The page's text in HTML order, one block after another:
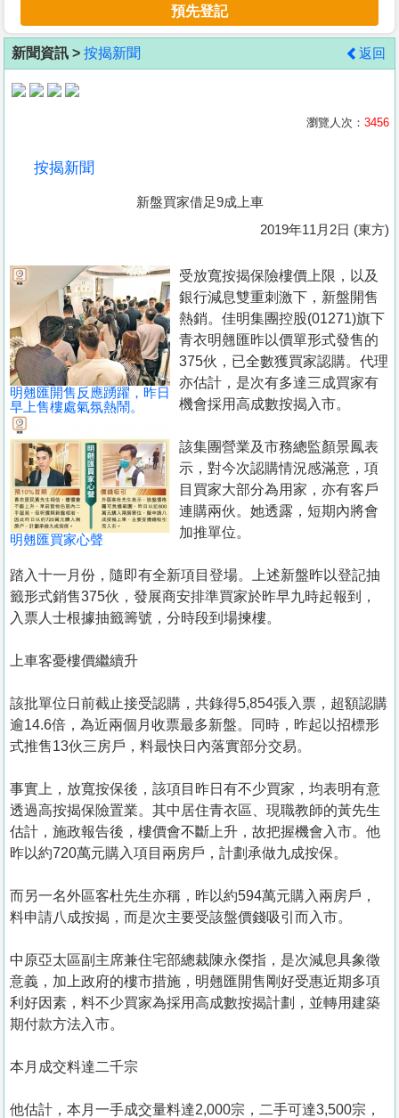
客
地
產
業
手
冊
關
於
我
們
預先登記
新聞資訊 > 按揭新聞 返回
瀏覽人次： 3456
按揭新聞
新盤買家借足9成上車
2019年11月2日 (東方)
明翹匯開售反應踴躍，昨日
早上售樓處氣氛熱鬧。
明翹匯買家心聲
受放寬按揭保險樓價上限，以及
銀行減息雙重刺激下，新盤開售
熱銷。佳明集團控股(01271)旗下
青衣明翹匯昨以價單形式發售的
375伙，已全數獲買家認購。代理
亦估計，是次有多達三成買家有
機會採用高成數按揭入市。
該集團營業及市務總監顏景鳳表
示，對今次認購情況感滿意，項
目買家大部分為用家，亦有客戶
連購兩伙。她透露，短期內將會
加推單位。
踏入十一月份，隨即有全新項目登場。上述新盤昨以登記抽
籤形式銷售375伙，發展商安排準買家於昨早九時起報到，
入票人士根據抽籤籌號，分時段到場揀樓。
上車客憂樓價繼續升
該批單位日前截止接受認購，共錄得5,854張入票，超額認購
逾14.6倍，為近兩個月收票最多新盤。同時，昨起以招標形
式推售13伙三房戶，料最快日內落實部分交易。
事實上，放寬按保後，該項目昨日有不少買家，均表明有意
透過高按揭保險置業。其中居住青衣區、現職教師的黃先生
估計，施政報告後，樓價會不斷上升，故把握機會入市。他
昨以約720萬元購入項目兩房戶，計劃承做九成按保。
而另一名外區客杜先生亦稱，昨以約594萬元購入兩房戶，
料申請八成按揭，而是次主要受該盤價錢吸引而入市。
中原亞太區副主席兼住宅部總裁陳永傑指，是次減息具象徵
意義，加上政府的樓市措施，明翹匯開售剛好受惠近期多項
利好因素，料不少買家為採用高成數按揭計劃，並轉用建築
期付款方法入市。
本月成交料達二千宗
他估計，本月一手成交量料達2,000宗，二手可達3,500宗，